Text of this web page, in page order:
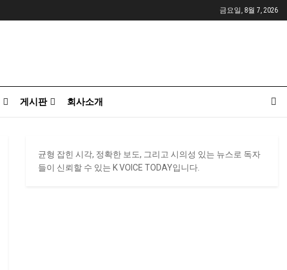
금요일, 8월 7, 2026
게시판 회사소개
균형 잡힌 시각, 정확한 보도, 그리고 시의성 있는 뉴스로 독자
들이 신뢰할 수 있는 K VOICE TODAY입니다.